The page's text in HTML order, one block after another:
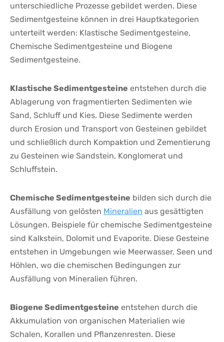
unterschiedliche Prozesse gebildet werden. Diese
Sedimentgesteine können in drei‌ Hauptkategorien ​
unterteilt werden: Klastische⁣ Sedimentgesteine,‌
Chemische Sedimentgesteine und Biogene
Sedimentgesteine.
Klastische Sedimentgesteine entstehen durch die
Ablagerung von fragmentierten Sedimenten wie
Sand, Schluff und Kies. Diese​ Sedimente werden
durch Erosion und ⁤Transport von Gesteinen‍ gebildet
und schließlich durch Kompaktion und Zementierung
zu ⁢Gesteinen wie ⁢Sandstein, Konglomerat und
Schluffstein.
Chemische Sedimentgesteine bilden⁢ sich durch die
Ausfällung von‍ gelösten Mineralien aus‍ gesättigten
Lösungen. Beispiele für chemische Sedimentgesteine
⁢sind ⁣Kalkstein, Dolomit und Evaporite. Diese Gesteine‌
entstehen in Umgebungen wie Meerwasser, Seen und
Höhlen, wo ⁢die chemischen Bedingungen zur
Ausfällung ⁤von Mineralien führen.
Biogene Sedimentgesteine entstehen ⁢durch die
Akkumulation von organischen Materialien wie⁤
Schalen,​ Korallen und Pflanzenresten. Diese